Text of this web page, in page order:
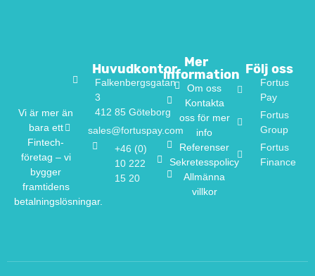
Vi är mer än
bara ett
Fintech-
företag – vi
bygger
framtidens
betalningslösningar.
Huvudkontor
Falkenbergsgatan
3
412 85 Göteborg
sales@fortuspay.com
+46 (0)
10 222
15 20
Mer
information
Om oss
Kontakta
oss för mer
info
Referenser
Sekretesspolicy
Allmänna
villkor
Följ oss
Fortus
Pay
Fortus
Group
Fortus
Finance